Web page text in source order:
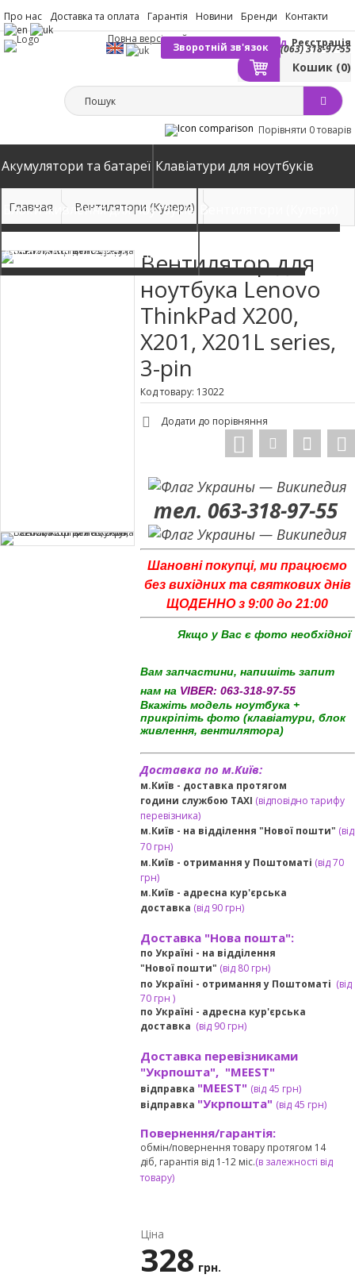
Про нас Доставка та оплата Гарантія Новини Бренди Контакти
(063) 318-97-55
Зворотній зв'язокВхід Реєстрація
Кошик (0)
Повна версія сайту
Порівняти 0 товарів
Акумулятори та батареї Клавіатури для ноутбуків
Блоки живлення для ноутбуків Вентилятори (Кулери)
Автомобільні зарядні пристрої
Главная Вентилятори (Кулери)
Вентилятор для
ноутбука Lenovo
ThinkPad X200,
X201, X201L series,
3-pin
Код товару: 13022
Додати до порівняння
тел. 063-318-97-55
Шановні покупці, ми працюємо
без вихідних та святкових днів
ЩОДЕННО з 9:00 до 21:00
Якщо у Вас є фото необхідної
Вам запчастини, напишіть запит
нам на VIBER: 063-318-97-55
Вкажіть модель ноутбука +
прикріпіть фото (клавіатури, блок
живлення, вентилятора)
Доставка по м.Київ:
м.Київ - доставка протягом
години службою TAXI (відповідно тарифу
перевізника)
м.Київ - на відділення "Нової пошти" (від
70 грн)
м.Київ - отримання у Поштоматі (від 70
грн)
м.Київ - адресна кур'єрська
доставка (від90 грн)
Доставка "Нова пошта":
по Україні - на відділення
"Нової пошти" (від 80 грн)
по Україні - отримання у Поштоматі (від
70 грн )
по Україні - адресна кур'єрська
доставка (від90 грн)
Доставка перевізниками
"Укрпошта", "MEEST"
відправка "MEEST" (від 45 грн)
відправка "Укрпошта" (від 45 грн)
Повернення/гарантія:
обмін/повернення товару протягом 14
діб, гарантія від 1-12 міс.(в залежності від
товару)
Ціна
328 грн.